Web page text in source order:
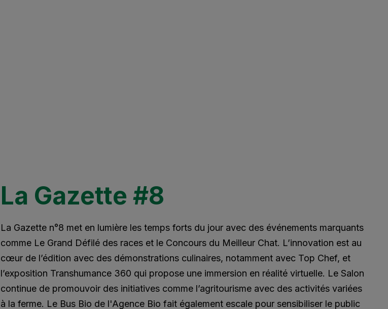
La Gazette #8
La Gazette n°8 met en lumière les temps forts du jour avec des événements marquants
comme Le Grand Défilé des races et le Concours du Meilleur Chat. L’innovation est au
cœur de l’édition avec des démonstrations culinaires, notamment avec Top Chef, et
l’exposition Transhumance 360 qui propose une immersion en réalité virtuelle. Le Salon
continue de promouvoir des initiatives comme l’agritourisme avec des activités variées
à la ferme. Le Bus Bio de l'Agence Bio fait également escale pour sensibiliser le public